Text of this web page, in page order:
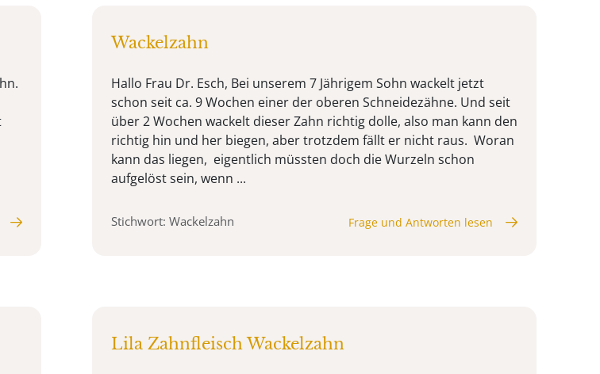
Wackelzahn
Hallo Frau Dr. Esch, Bei unserem 7 Jährigem Sohn wackelt jetzt
schon seit ca. 9 Wochen einer der oberen Schneidezähne. Und seit
über 2 Wochen wackelt dieser Zahn richtig dolle, also man kann den
richtig hin und her biegen, aber trotzdem fällt er nicht raus. Woran
kann das liegen, eigentlich müssten doch die Wurzeln schon
aufgelöst sein, wenn ...
Stichwort: Wackelzahn Frage und Antworten lesen
Lila Zahnfleisch Wackelzahn